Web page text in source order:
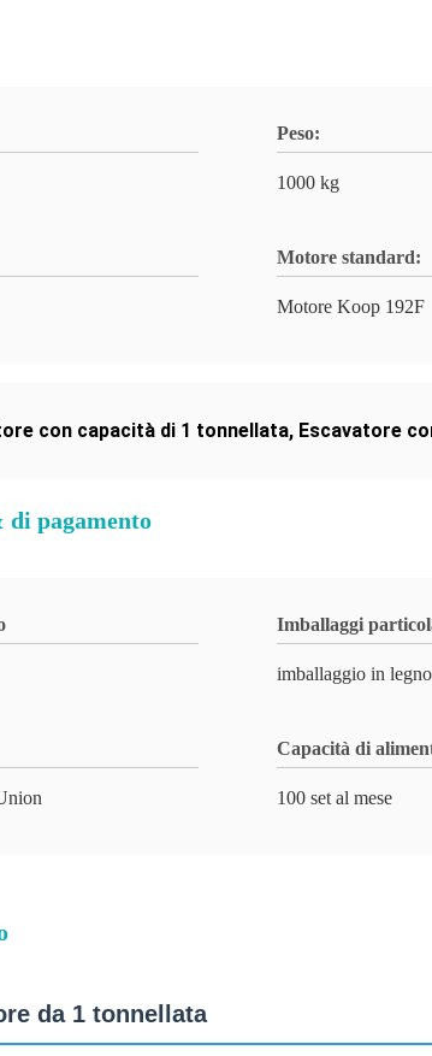
Peso:
1000 kg
Motore standard:
Motore Koop 192F
con capacità di 1 tonnellata, Escavatore
pagamento
Imballaggi
imballaggio in legno
Capacità di
100 set al mese
da 1 tonnellata